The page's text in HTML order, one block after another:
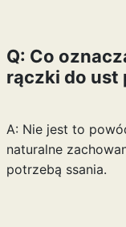
Q: Co
rączki do ust
A: Nie jest to
naturalne
potrzebą ssania.